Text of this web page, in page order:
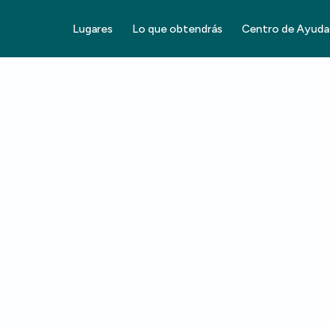
Lugares Lo que obtendrás Centro de Ayuda